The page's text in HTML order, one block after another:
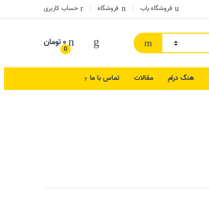
فروشگاه یاب فروشگاه حساب کاربری
0
۰تومان
هنگ درام مقالات تماس با ما